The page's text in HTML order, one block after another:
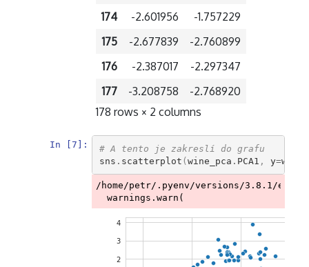
174
-2.601956
-1.757229
175
-2.677839
-2.760899
176
-2.387017
-2.297347
177
-3.208758
-2.768920
178 rows × 2 columns
In [7]:
# A tento je zakreslí do grafu
sns . scatterplot ( wine_pca . PCA1 , y=
/home/petr/.pyenv/versions/3.8.1/